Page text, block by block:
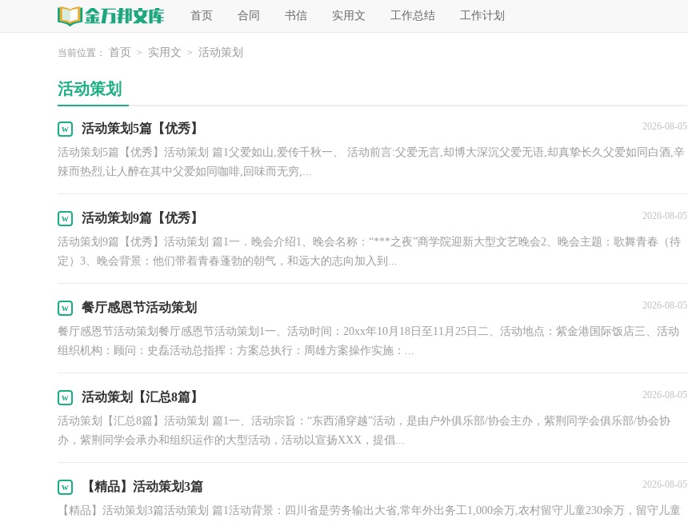
首页 合同 书信 实用文 工作总结 工作计划
当前位置： 首页 > 实用文 > 活动策划
活动策划
活动策划5篇【优秀】 2026-08-05
活动策划5篇【优秀】活动策划 篇1父爱如山,爱传千秋一、 活动前言:父爱无言,却博大深沉父爱无语,却真挚长久父爱如同白酒,辛
辣而热烈,让人醉在其中父爱如同咖啡,回味而无穷,...
活动策划9篇【优秀】 2026-08-05
活动策划9篇【优秀】活动策划 篇1一．晚会介绍1、晚会名称：“***之夜”商学院迎新大型文艺晚会2、晚会主题：歌舞青春（待
定）3、晚会背景：他们带着青春蓬勃的朝气，和远大的志向加入到...
餐厅感恩节活动策划 2026-08-05
餐厅感恩节活动策划餐厅感恩节活动策划1一、活动时间：20xx年10月18日至11月25日二、活动地点：紫金港国际饭店三、活动
组织机构：顾问：史磊活动总指挥：方案总执行：周雄方案操作实施：...
活动策划【汇总8篇】 2026-08-05
活动策划【汇总8篇】活动策划 篇1一、活动宗旨：“东西涌穿越”活动，是由户外俱乐部/协会主办，紫荆同学会俱乐部/协会协
办，紫荆同学会承办和组织运作的大型活动，活动以宣扬XXX，提倡...
【精品】活动策划3篇 2026-08-05
【精品】活动策划3篇活动策划 篇1活动背景：四川省是劳务输出大省,常年外出务工1,000余万,农村留守儿童230余万，留守儿童